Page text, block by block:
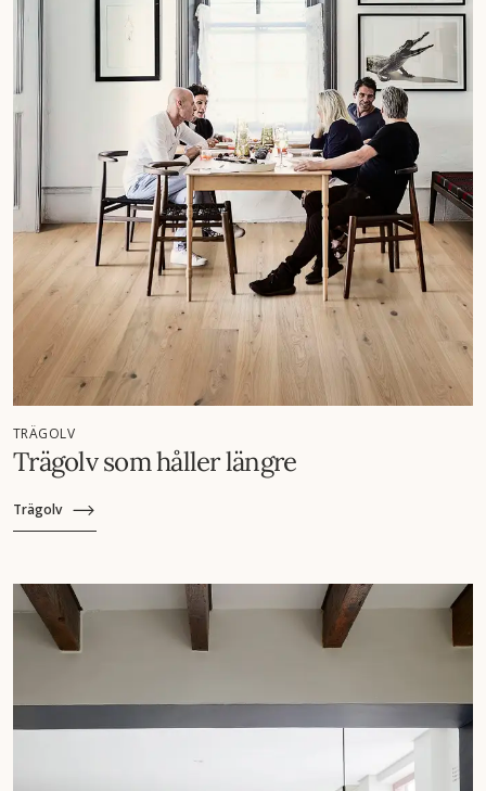
TRÄGOLV
Trägolv som håller längre
Trägolv